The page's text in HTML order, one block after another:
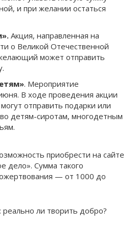
и при желании остаться
Акция, направленная на
о Великой Отечественной
может отправить
. Мероприятие
В ходе проведения акции
отправить подарки или
детям-сиротам, многодетным
приобрести на сайте
дело». Сумма такого
— от 1000 до